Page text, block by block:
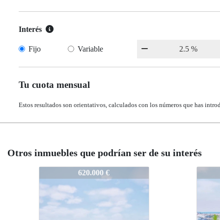
Interés
Fijo Variable
Tu cuota mensual
Estos resultados son orientativos, calculados con los números que has
Otros inmuebles que podrían ser de su interés
V1-N5904565.000 € V1-
V1-N5904565.000 € V1-